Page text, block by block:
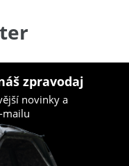
zpravodaj
novinky a
mailu